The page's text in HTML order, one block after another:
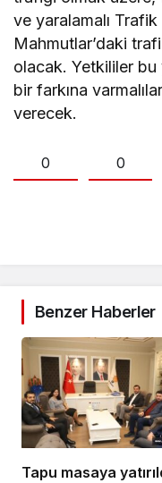
ve yaralamalı Trafik
Mahmutlar’daki
olacak. Yetkililer bu
bir farkına
verecek.
0
0
Benzer Haberler
Tapu masaya